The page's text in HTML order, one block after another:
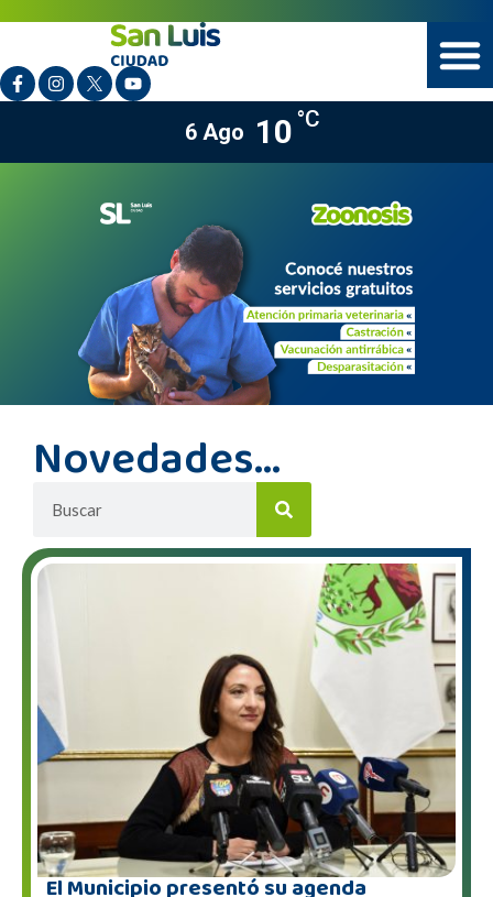
6 Ago 10 °C
Novedades...
El Municipio presentó su agenda